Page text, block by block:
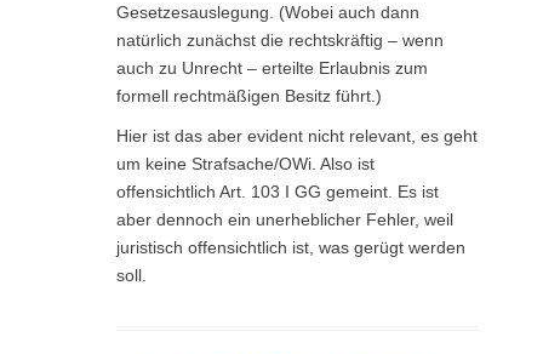
Gesetzesauslegung. (Wobei auch dann
natürlich zunächst die rechtskräftig – wenn
auch zu Unrecht – erteilte Erlaubnis zum
formell rechtmäßigen Besitz führt.)
Hier ist das aber evident nicht relevant, es geht
um keine Strafsache/OWi. Also ist
offensichtlich Art. 103 I GG gemeint. Es ist
aber dennoch ein unerheblicher Fehler, weil
juristisch offensichtlich ist, was gerügt werden
soll.